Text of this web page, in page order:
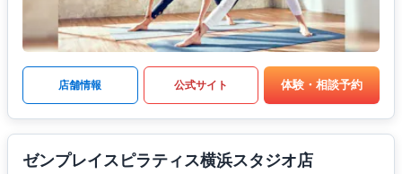
店舗情報 公式サイト 体験・相談予約
ゼンプレイスピラティス横浜スタジオ店